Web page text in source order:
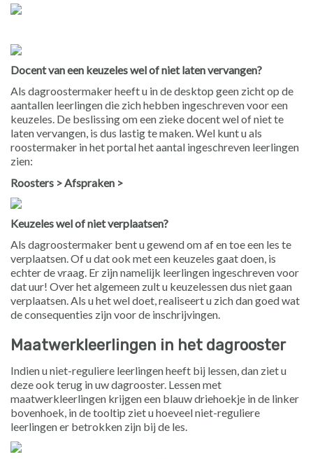
Docent van een keuzeles wel of niet laten vervangen?
Als dagroostermaker heeft u in de desktop geen zicht op de
aantallen leerlingen die zich hebben ingeschreven voor een
keuzeles. De beslissing om een zieke docent wel of niet te
laten vervangen, is dus lastig te maken. Wel kunt u als
roostermaker in het portal het aantal ingeschreven leerlingen
zien:
Roosters > Afspraken >
Keuzeles wel of niet verplaatsen?
Als dagroostermaker bent u gewend om af en toe een les te
verplaatsen. Of u dat ook met een keuzeles gaat doen, is
echter de vraag. Er zijn namelijk leerlingen ingeschreven voor
dat uur! Over het algemeen zult u keuzelessen dus niet gaan
verplaatsen. Als u het wel doet, realiseert u zich dan goed wat
de consequenties zijn voor de inschrijvingen.
Maatwerkleerlingen in het dagrooster
Indien u niet-reguliere leerlingen heeft bij lessen, dan ziet u
deze ook terug in uw dagrooster. Lessen met
maatwerkleerlingen krijgen een blauw driehoekje in de linker
bovenhoek, in de tooltip ziet u hoeveel niet-reguliere
leerlingen er betrokken zijn bij de les.